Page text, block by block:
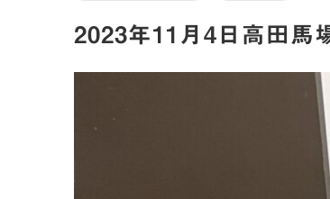
2023年11月4日高田馬